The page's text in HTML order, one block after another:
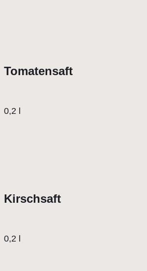
Tomatensaft
0,2 l
Kirschsaft
0,2 l